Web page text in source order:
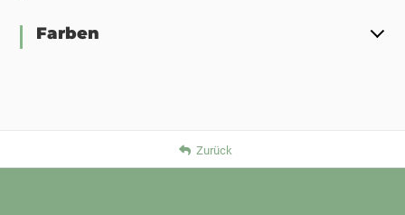
Farben
Zurück